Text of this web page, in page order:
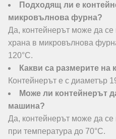
Подходящ ли е
микровълнова фурна?
Да, контейнерът може да се
храна в микровълнова
120°C.
Какви са размерите на
Контейнерът е с диаметър
Може ли контейнерът
машина?
Да, контейнерът може да
при температура до 70°C.